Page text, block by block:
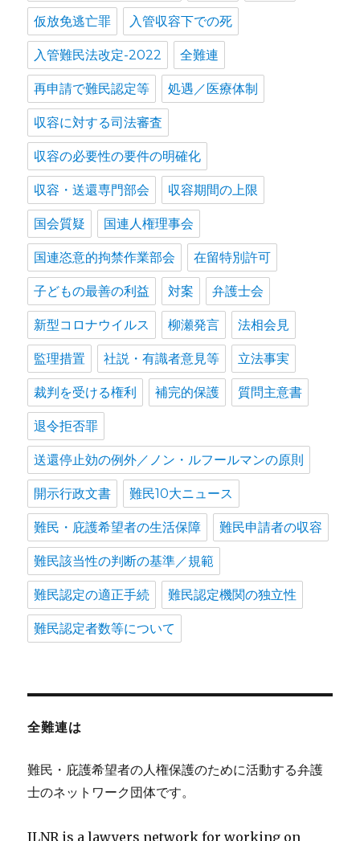
仮放免逃亡罪 入管収容下での死
入管難民法改定-2022 全難連
再申請で難民認定等 処遇／医療体制
収容に対する司法審査
収容の必要性の要件の明確化
収容・送還専門部会 収容期間の上限
国会質疑 国連人権理事会
国連恣意的拘禁作業部会 在留特別許可
子どもの最善の利益 対案 弁護士会
新型コロナウイルス 柳瀬発言 法相会見
監理措置 社説・有識者意見等 立法事実
裁判を受ける権利 補完的保護 質問主意書
退令拒否罪
送還停止効の例外／ノン・ルフールマンの原則
開示行政文書 難民10大ニュース
難民・庇護希望者の生活保障 難民申請者の収容
難民該当性の判断の基準／規範
難民認定の適正手続 難民認定機関の独立性
難民認定者数等について
全難連は
難民・庇護希望者の人権保護のために活動する弁護
士のネットワーク団体です。
JLNR is a lawyers network for working on